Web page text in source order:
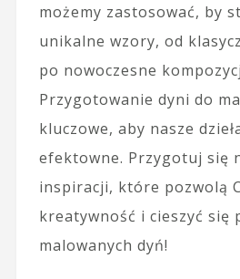
możemy zastosować, by
unikalne wzory, od
po nowoczesne
Przygotowanie dyni do
kluczowe, aby nasze
efektowne. Przygotuj się
inspiracji, które pozwolą
kreatywność i cieszyć się
malowanych dyń!